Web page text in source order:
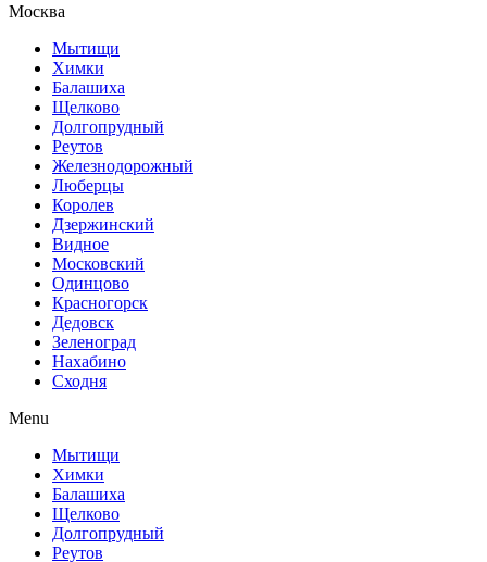
Москва
Мытищи
Химки
Балашиха
Щелково
Долгопрудный
Реутов
Железнодорожный
Люберцы
Королев
Дзержинский
Видное
Московский
Одинцово
Красногорск
Дедовск
Зеленоград
Нахабино
Сходня
Menu
Мытищи
Химки
Балашиха
Щелково
Долгопрудный
Реутов